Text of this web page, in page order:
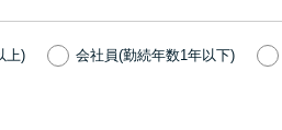
と危険
上) 会社員(勤続年数1年以下)